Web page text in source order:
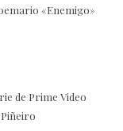
«Enemigo»
de Prime Video
Piñeiro